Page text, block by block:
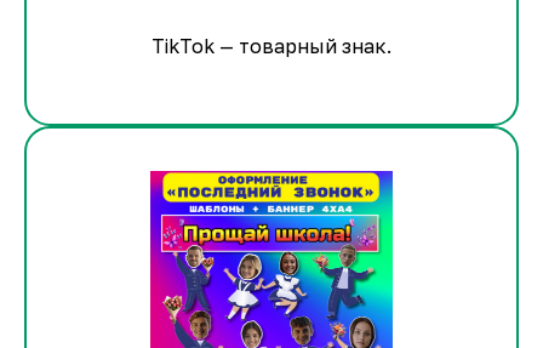
TikTok — товарный знак.